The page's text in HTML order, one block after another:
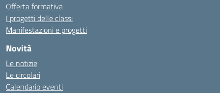
Offerta formativa
I progetti delle classi
Manifestazioni e progetti
Novità
Le notizie
Le circolari
Calendario eventi